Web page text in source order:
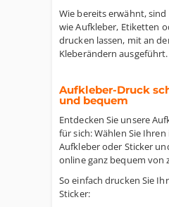
Wie bereits erwähnt,
wie Aufkleber, Etiketten
drucken lassen, mit an
Kleberändern ausgeführt.
Aufkleber-Druck
und bequem
Entdecken Sie unsere
für sich: Wählen Sie
Aufkleber oder Sticker
online ganz bequem von
So einfach drucken Sie
Sticker: